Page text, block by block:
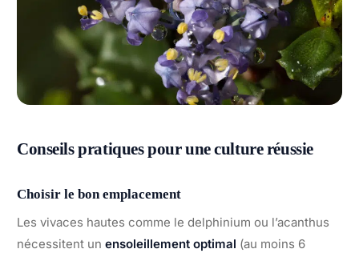
Conseils pratiques pour une culture réussie
Choisir le bon emplacement
Les vivaces hautes comme le delphinium ou l’acanthus
nécessitent un ensoleillement optimal (au moins 6